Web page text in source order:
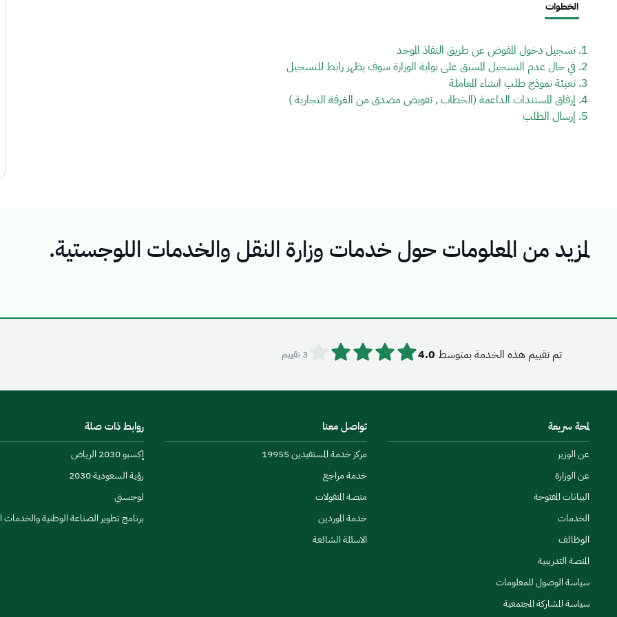
الخطوات
تسجيل دخول المفوض عن طريق النفاذ الموحد
في حال عدم التسجيل المسبق على بوابة الوزارة سوف يظهر رابط للتسجيل
تعبئة نموذج طلب انشاء المعاملة
إرفاق المستندات الداعمة (الخطاب , تفويض مصدق من الغرفة التجارية )
إرسال الطلب
لمزيد من المعلومات حول خدمات وزارة النقل والخدمات اللوجستية.
تم تقييم هذه الخدمة بمتوسط 4.0
3تقييم
لمحة سريعة
عن الوزير
عن الوزارة
البيانات المفتوحة
الخدمات
الوظائف
المنصة التدريبية
سياسة الوصول للمعلومات
سياسة المشاركة المجتمعية
تواصل معنا
مركز خدمة المستفيدين 19955
خدمة مراجع
منصة المنقولات
خدمة الموردين
الاسئلة الشائعة
روابط ذات صلة
إكسبو 2030 الرياض
رؤية السعودية 2030
لوجستي
برنامج تطوير الصناعة الوطنية والخدمات